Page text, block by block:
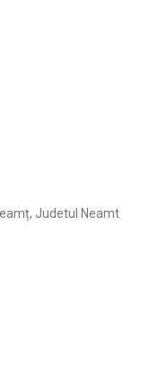
Judetul Neamt